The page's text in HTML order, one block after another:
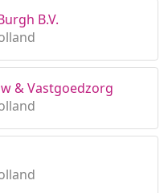
B.V.
& Vastgoedzorg